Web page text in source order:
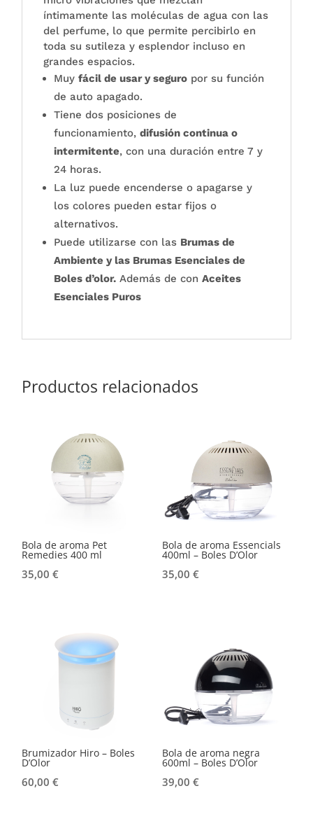
íntimamente las moléculas de agua con las
del perfume, lo que permite percibirlo en
toda su sutileza y esplendor incluso en
grandes espacios.
Muyfácil de usar y seguro por su función
de auto apagado.
Tiene dos posiciones de
funcionamiento,difusión continua o
intermitente, con una duración entre 7 y
24 horas.
La luz puede encenderse o apagarse y
los colores pueden estar fijos o
alternativos.
Puede utilizarse con las Brumas de
Ambiente y las Brumas Esenciales de
Boles d’olor. Además de conAceites
Esenciales Puros
Productos relacionados
Bola de aroma Pet
Remedies 400 ml
35,00€
Bola de aroma Essencials
400ml – Boles D’Olor
35,00 €
Brumizador Hiro – Boles
D’Olor
60,00€
Bola de aroma negra
600ml – Boles D’Olor
39,00 €